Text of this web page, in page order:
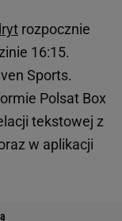
rozpocznie
16:15.
Sports.
Polsat Box
tekstowej z
w aplikacji